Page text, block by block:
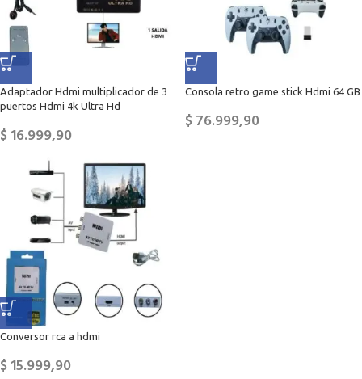
Adaptador Hdmi multiplicador de 3
puertos Hdmi 4k Ultra Hd
$16.999,90
Consola retro game stick Hdmi 64 GB
$76.999,90
Conversor rca a hdmi
$15.999,90